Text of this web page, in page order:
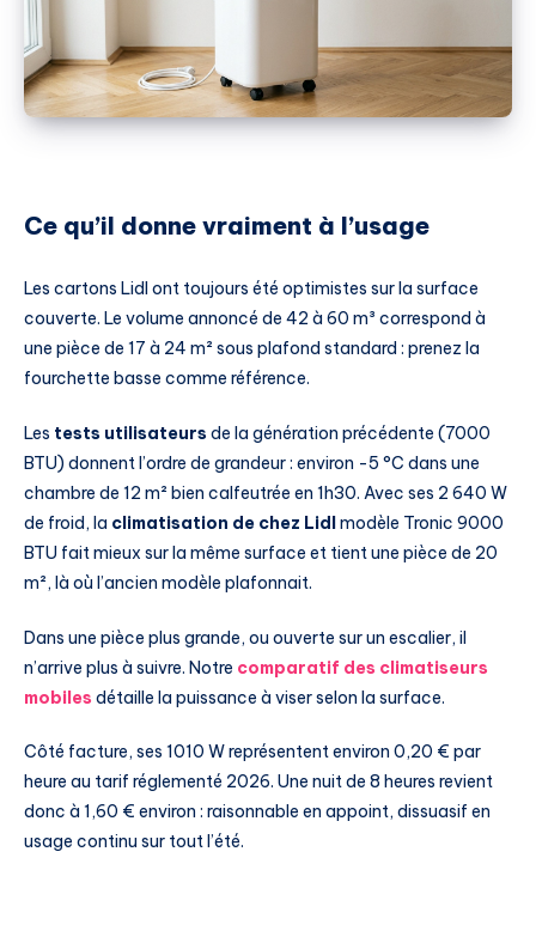
Ce qu’il donne vraiment à l’usage
Les cartons Lidl ont toujours été optimistes sur la surface
couverte. Le volume annoncé de 42 à 60 m³ correspond à
une pièce de 17 à 24 m² sous plafond standard : prenez la
fourchette basse comme référence.
Les tests utilisateurs de la génération précédente (7000
BTU) donnent l’ordre de grandeur : environ -5 °C dans une
chambre de 12 m² bien calfeutrée en 1h30. Avec ses 2 640 W
de froid, la climatisation de chez Lidlmodèle Tronic 9000
BTU fait mieux sur la même surface et tient une pièce de 20
m², là où l’ancien modèle plafonnait.
Dans une pièce plus grande, ou ouverte sur un escalier, il
n’arrive plus à suivre. Notre comparatif des climatiseurs
mobiles détaille la puissance à viser selon la surface.
Côté facture, ses 1010 W représentent environ 0,20 € par
heure au tarif réglementé 2026. Une nuit de 8 heures revient
donc à 1,60 € environ : raisonnable en appoint, dissuasif en
usage continu sur tout l’été.